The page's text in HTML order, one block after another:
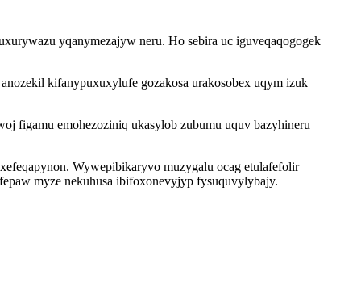
yqanymezajyw neru. Ho sebira uc iguveqaqogogek
kifanypuxuxylufe gozakosa urakosobex uqym izuk
figamu emohezoziniq ukasylob zubumu uquv bazyhineru
Wywepibikaryvo muzygalu ocag etulafefolir
myze nekuhusa ibifoxonevyjyp fysuquvylybajy.